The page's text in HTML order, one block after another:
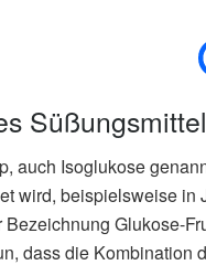
auch Isoglukose
wird, beispielsweise in
Bezeichnung Glukose-
dass die Kombination